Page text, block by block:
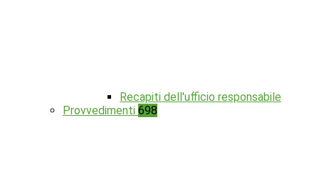
Recapiti dell'ufficio responsabile
Provvedimenti 698